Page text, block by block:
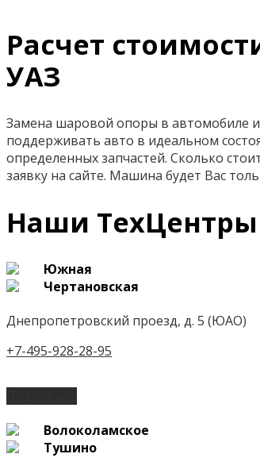
Расчет
УАЗ
Замена шаровой опоры в автомобиле
поддерживать авто в идеальном
определенных запчастей. Сколько
заявку на сайте. Машина будет Вас
Наши ТехЦентры
Южная
Чертановская
Днепропетровский проезд, д. 5 (ЮАО)
+7-495-928-28-95
Волоколамское
Тушино